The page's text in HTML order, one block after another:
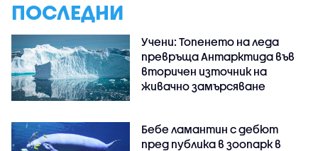
ПОСЛЕДНИ
Учени: Топенето на леда
превръща Антарктида във
вторичен източник на
живачно замърсяване
Бебе ламантин с дебют
пред публика в зоопарк в